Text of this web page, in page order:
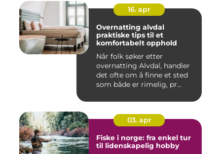
16. apr
Overnatting alvdal
praktiske tips til et
komfortabelt opphold
Når folk søker etter
overnatting Alvdal, handler
det ofte om å finne et sted
som både er rimelig, pr...
03. apr
Fiske i norge: fra enkel tur
til lidenskapelig hobby